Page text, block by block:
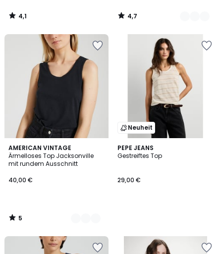
4,1
/
4,7
/
AMERICAN VINTAGE
Ärmelloses Top Jacksonville
mit rundem Ausschnitt
40,00 €
5
/
5
2
Farben
5
/
Neuheit
PEPE JEANS
Gestreiftes Top
29,00 €